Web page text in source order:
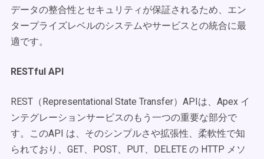
データの整合性とセキュリティが保証されるため、エン
タープライズレベルのシステムやサービスとの統合に最
適です。
RESTful API
REST（Representational State Transfer）APIは、Apex イ
ンテグレーションサービスのもう一つの重要な部分で
す。このAPI は、そのシンプルさや拡張性、柔軟性で知
られており、GET、POST、PUT、DELETE の HTTP メソ